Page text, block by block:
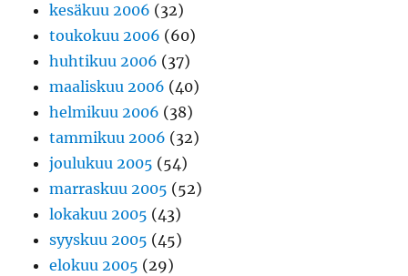
kesäkuu 2006 (32)
toukokuu 2006 (60)
huhtikuu 2006 (37)
maaliskuu 2006 (40)
helmikuu 2006 (38)
tammikuu 2006 (32)
joulukuu 2005 (54)
marraskuu 2005 (52)
lokakuu 2005 (43)
syyskuu 2005 (45)
elokuu 2005 (29)